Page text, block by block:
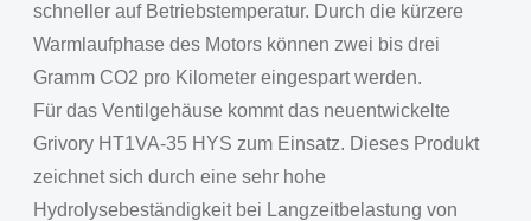
schneller auf Betriebstemperatur. Durch die kürzere
Warmlaufphase des Motors können zwei bis drei
Gramm CO2 pro Kilometer eingespart werden.
Für das Ventilgehäuse kommt das neuentwickelte
Grivory HT1VA-35 HYS zum Einsatz. Dieses Produkt
zeichnet sich durch eine sehr hohe
Hydrolysebeständigkeit bei Langzeitbelastung von